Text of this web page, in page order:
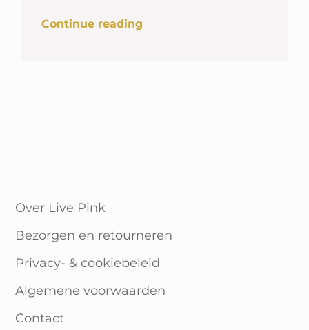
Continue reading
Over Live Pink
Bezorgen en retourneren
Privacy- & cookiebeleid
Algemene voorwaarden
Contact